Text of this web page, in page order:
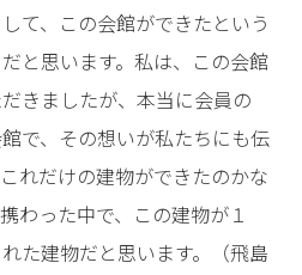
て、この会館ができたという
と思います。私は、この会館
きましたが、本当に会員の
で、その想いが私たちにも伝
れだけの建物ができたのかな
わった中で、この建物が１
た建物だと思います。（飛島